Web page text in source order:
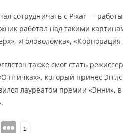
сотрудничать с Pixar —
работал над такими
«Головоломка»,
также смог стать
который принес
лауреатом премии «Энни»,
1